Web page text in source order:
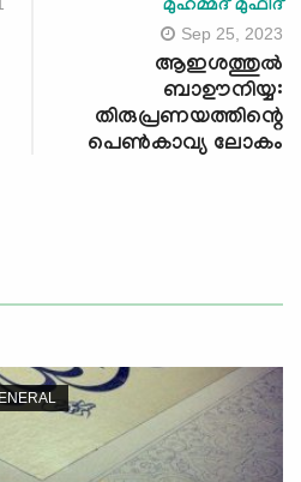
മുഹമ്മദ് മുഫീദ്
Sep 25, 2023
ആഇശത്തുൽ
ബാഊനിയ്യ:
തിരുപ്രണയത്തിന്റെ
പെൺകാവ്യ ലോകം